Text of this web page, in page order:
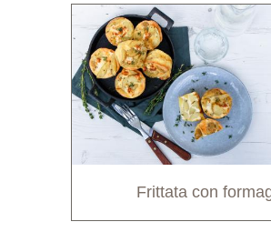
Frittata con